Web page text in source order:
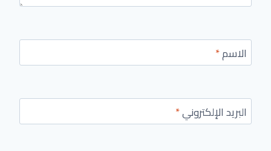
الاسم*
البريد الإلكتروني*